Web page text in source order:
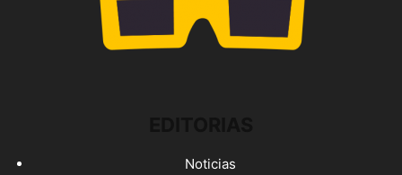
Noticias